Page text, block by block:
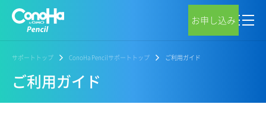
お申し込み
サポートトップ ConoHa Pencilサポートトップ ご利用ガイド
ご利用ガイド